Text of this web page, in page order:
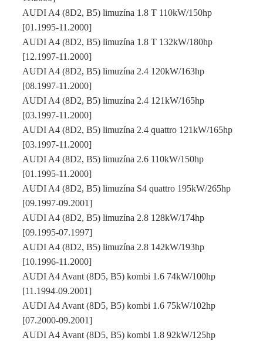
AUDI A4 (8D2, B5) limuzína 1.8 T 110kW/150hp
[01.1995-11.2000]
AUDI A4 (8D2, B5) limuzína 1.8 T 132kW/180hp
[12.1997-11.2000]
AUDI A4 (8D2, B5) limuzína 2.4 120kW/163hp
[08.1997-11.2000]
AUDI A4 (8D2, B5) limuzína 2.4 121kW/165hp
[03.1997-11.2000]
AUDI A4 (8D2, B5) limuzína 2.4 quattro 121kW/165hp
[03.1997-11.2000]
AUDI A4 (8D2, B5) limuzína 2.6 110kW/150hp
[01.1995-11.2000]
AUDI A4 (8D2, B5) limuzína S4 quattro 195kW/265hp
[09.1997-09.2001]
AUDI A4 (8D2, B5) limuzína 2.8 128kW/174hp
[09.1995-07.1997]
AUDI A4 (8D2, B5) limuzína 2.8 142kW/193hp
[10.1996-11.2000]
AUDI A4 Avant (8D5, B5) kombi 1.6 74kW/100hp
[11.1994-09.2001]
AUDI A4 Avant (8D5, B5) kombi 1.6 75kW/102hp
[07.2000-09.2001]
AUDI A4 Avant (8D5, B5) kombi 1.8 92kW/125hp